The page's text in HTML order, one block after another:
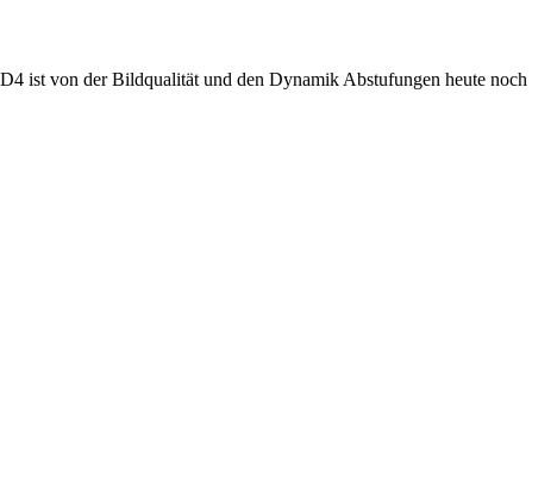
ist von der Bildqualität und den Dynamik Abstufungen heute noch